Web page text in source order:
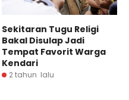
Sekitaran Tugu Religi
Bakal Disulap Jadi
Tempat Favorit Warga
Kendari
2 tahun lalu